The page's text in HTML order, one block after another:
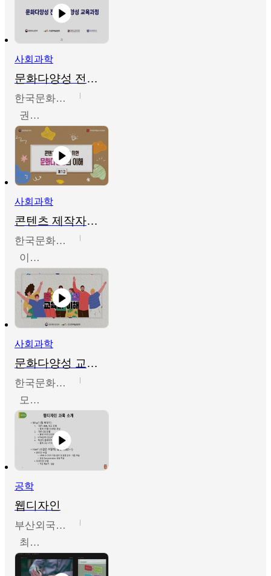
사회과학
문화다양성 전문인력 양성 기본과정 - 문화다양성의 이해
한국문화예술교육진흥원
권숙인 외 8명
사회과학
콘텐츠 제작자를 위한 문화다양성의 이해
한국문화예술교육진흥원
이성민
사회과학
문화다양성 교육의 이해
한국문화예술교육진흥원
모경환,성상환,정문성
공학
웹디자인
부산외국어대학교
최진오